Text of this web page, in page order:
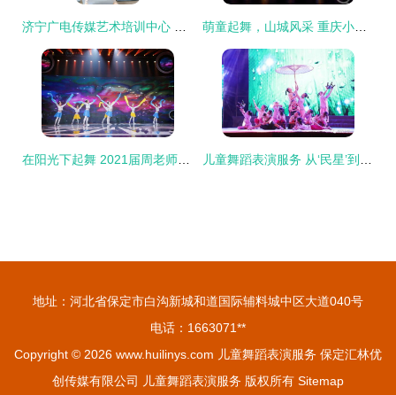
地址：河北省保定市白沟新城和道国际辅料城中区大道040号
电话：1663071**
Copyright © 2026 www.huilinys.com 儿童舞蹈表演服务 保定汇林优
创传媒有限公司
儿童舞蹈表演服务 版权所有 Sitemap